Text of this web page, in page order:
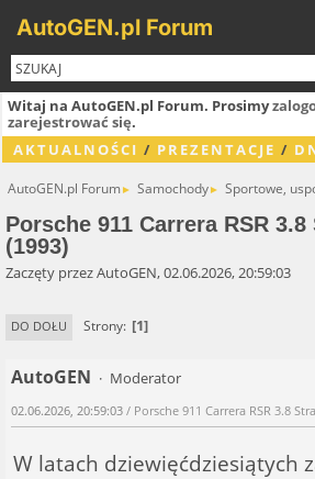
AutoGEN.pl Forum
Witaj na AutoGEN.pl Forum. Prosimy
zarejestrować się.
AKTUALNOŚCI / PREZENTACJE /
AutoGEN.pl Forum► Samochody► Sportowe,
Porsche 911 Carrera RSR
(1993)
Zaczęty przez AutoGEN, 02.06.2026, 20:59:03
DO DOŁU Strony 1
AutoGEN Moderator
02.06.2026, 20:59:03 / Porsche 911 Carrera RSR 3.8
W latach dziewięćdziesiątych